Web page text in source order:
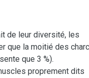
de leur diversité, les
que la moitié des
que 3 %).
proprement dits